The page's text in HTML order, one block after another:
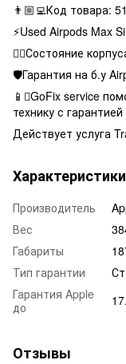
👨🏼‍💻Код товара:
⚡️Used Airpods Max
👌🏻Состояние
🛡Гарантия на б.у
📱GoFix service
технику с
Действует услуга
Характеристики
Производитель
Вес
Габариты
Тип гарантии
Гарантия Apple
до
Отзывы